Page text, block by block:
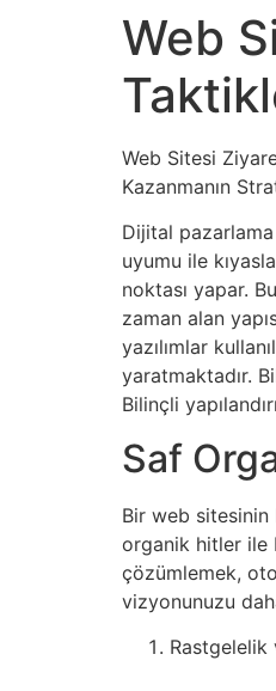
Web
Web Sitesi
Kazanmanın
Dijital
uyumu ile
noktası yapar.
zaman alan
yazılımlar
yaratmaktadır.
Bilinçli
Saf
Bir web sitesinin
organik hitler ile
çözümlemek,
vizyonunuzu
Rastgelelik